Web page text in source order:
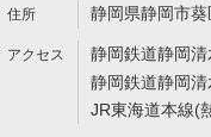
静岡県静岡市
静岡鉄道静岡
静岡鉄道静岡
JR東海道本線(